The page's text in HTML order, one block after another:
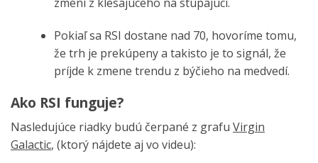
Pokiaľ sa RSI dostane nad 70, hovoríme tomu,
že trh je prekúpeny a takisto je to signál, že
príjde k zmene trendu z býčieho na medvedí.
Ako RSI funguje?
Nasledujúce riadky budú čerpané z grafu Virgin
Galactic, (ktorý nájdete aj vo videu):